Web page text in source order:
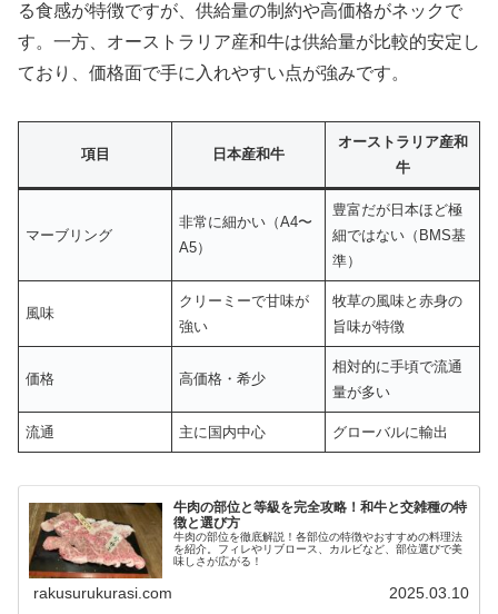
る食感が特徴ですが、供給量の制約や高価格がネックで
す。一方、オーストラリア産和牛は供給量が比較的安定し
ており、価格面で手に入れやすい点が強みです。
項目 日本産和牛
オーストラリア産和
牛
マーブリング
非常に細かい（A4〜
A5）
豊富だが日本ほど極
細ではない（BMS基
準）
風味
クリーミーで甘味が
強い
牧草の風味と赤身の
旨味が特徴
価格 高価格・希少
相対的に手頃で流通
量が多い
流通 主に国内中心 グローバルに輸出
牛肉の部位と等級を完全攻略！和牛と交雑種の特
徴と選び方
牛肉の部位を徹底解説！各部位の特徴やおすすめの料理法
を紹介。フィレやリブロース、カルビなど、部位選びで美
味しさが広がる！
rakusurukurasi.com 2025.03.10